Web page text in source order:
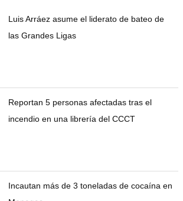
Luis Arráez asume el liderato de bateo de
las Grandes Ligas
Reportan 5 personas afectadas tras el
incendio en una librería del CCCT
Incautan más de 3 toneladas de cocaína en